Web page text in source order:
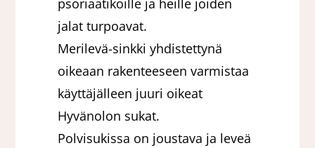
psoriaatikoille ja heille joiden
jalat turpoavat.
Merilevä-sinkki yhdistettynä
oikeaan rakenteeseen varmistaa
käyttäjälleen juuri oikeat
Hyvänolon sukat.
Polvisukissa on joustava ja leveä